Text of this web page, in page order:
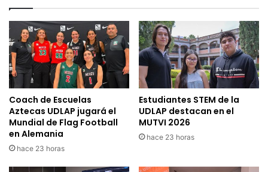
Coach de Escuelas
Aztecas UDLAP jugará el
Mundial de Flag Football
en Alemania
hace 23 horas
Estudiantes STEM de la
UDLAP destacan en el
MUTVI 2026
hace 23 horas